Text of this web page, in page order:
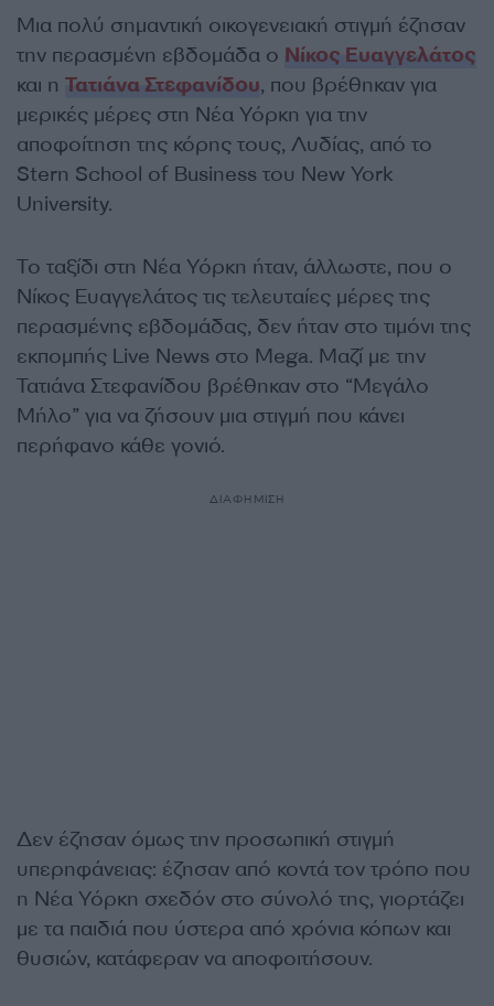
Μια πολύ σημαντική οικογενειακή στιγμή έζησαν
την περασμένη εβδομάδα ο Νίκος Ευαγγελάτος
και η Τατιάνα Στεφανίδου, που βρέθηκαν για
μερικές μέρες στη Νέα Υόρκη για την
αποφοίτηση της κόρης τους, Λυδίας, από το
Stern School of Business του New York
University.
Το ταξίδι στη Νέα Υόρκη ήταν, άλλωστε, που ο
Νίκος Ευαγγελάτος τις τελευταίες μέρες της
περασμένης εβδομάδας, δεν ήταν στο τιμόνι της
εκπομπής Live News στο Mega. Μαζί με την
Τατιάνα Στεφανίδου βρέθηκαν στο “Μεγάλο
Μήλο” για να ζήσουν μια στιγμή που κάνει
περήφανο κάθε γονιό.
ΔΙΑΦΗΜΙΣΗ
Δεν έζησαν όμως την προσωπική στιγμή
υπερηφάνειας: έζησαν από κοντά τον τρόπο που
η Νέα Υόρκη σχεδόν στο σύνολό της, γιορτάζει
με τα παιδιά που ύστερα από χρόνια κόπων και
θυσιών, κατάφεραν να αποφοιτήσουν.